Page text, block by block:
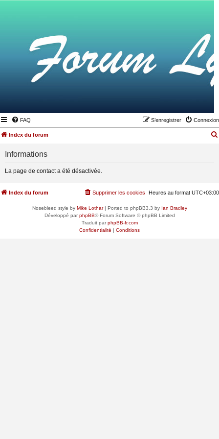
FAQ Connexion
S’enregistrer
Index du forum
Informations
La page de contact a été désactivée.
Index du forum Heures au format UTC+03:00
Supprimer les cookies
Nosebleed style by Mike Lothar| Ported to phpBB3.3 by Ian Bradley
Développé parphpBB® Forum Software © phpBB Limited
Traduit parphpBB-fr.com
Confidentialité | Conditions